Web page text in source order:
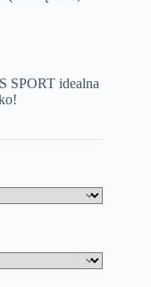
SPORT idealna